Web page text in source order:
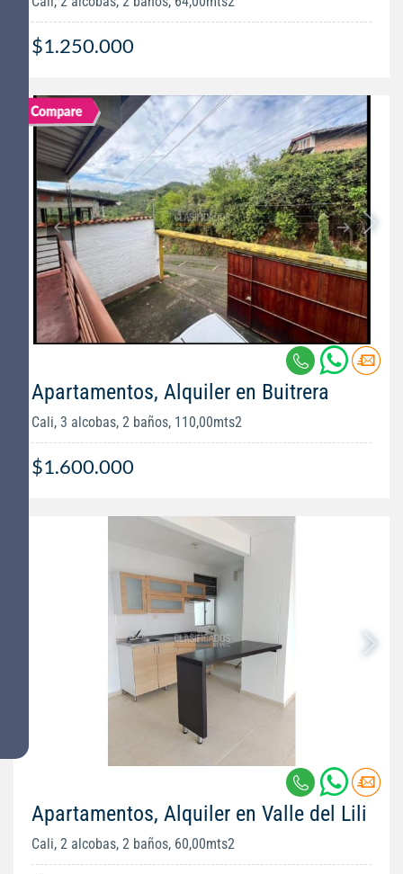
$1.250.000
Apartamentos, Alquiler en Buitrera
Cali, 3 alcobas, 2 baños, 110,00mts2
$1.600.000
Apartamentos, Alquiler en Valle del Lili
Cali, 2 alcobas, 2 baños, 60,00mts2